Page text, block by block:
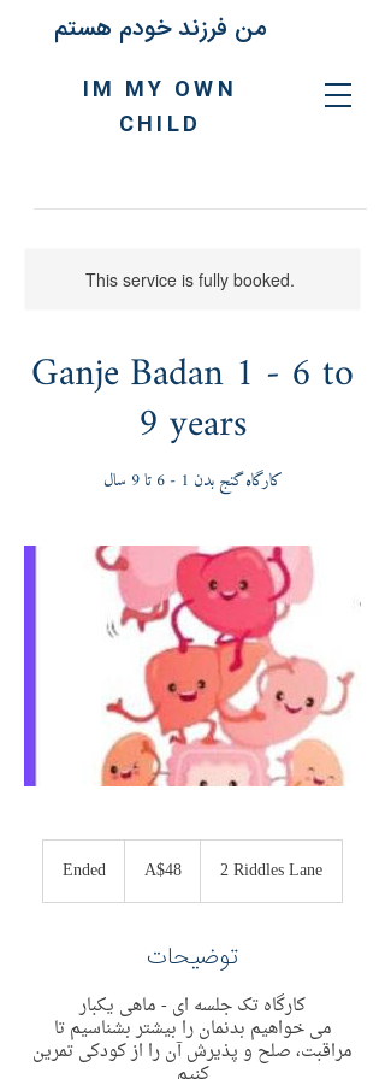
IM MY OWN
CHILD
من فرزند خودم هستم
This service is fully booked.
Ganje Badan 1 - 6 to
9 years
کارگاه گنج بدن 1 - 6 تا 9 سال
Ended
n
Australian
dollarsA$48 2 Riddles Lane
توضیحات
کارگاه تک جلسه ای - ماهی یکبار
می خواهیم بدنمان را بیشتر بشناسیم تا
مراقبت، صلح و پذیرش آن را از کودکی تمرین